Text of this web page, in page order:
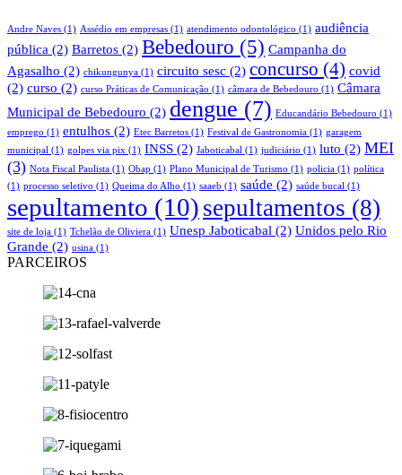
Andre Naves (1) Assédio em empresas (1) atendimento odontológico (1) audiência
pública (2) Barretos (2) Bebedouro (5) Campanha do
Agasalho (2) chikungunya (1) circuito sesc (2) concurso (4) covid
(2) curso (2) curso Práticas de Comunicação (1) câmara de Bebedouro (1) Câmara
Municipal de Bebedouro (2) dengue (7) Educandário Bebedouro (1)
emprego (1) entulhos (2) Etec Barretos (1) Festival de Gastronomia (1) garagem
municipal (1) golpes via pix (1) INSS (2) Jaboticabal (1) judiciário (1) luto (2) MEI
(3) Nota Fiscal Paulista (1) Obap (1) Plano Municipal de Turismo (1) policia (1) política
(1) processo seletivo (1) Queima do Alho (1) saaeb (1) saúde (2) saúde bucal (1)
sepultamento (10) sepultamentos (8)
site de loja (1) Tchelão de Oliviera (1) Unesp Jaboticabal (2) Unidos pelo Rio
Grande (2) usina (1)
PARCEIROS